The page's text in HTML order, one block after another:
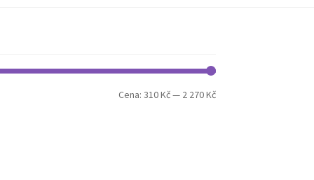
Minimální
Maximální
Cena: 310 Kč— 2 270 Kč